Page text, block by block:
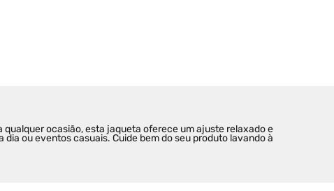
ocasião, esta jaqueta oferece um ajuste relaxado e
ou eventos casuais. Cuide bem do seu produto lavando à